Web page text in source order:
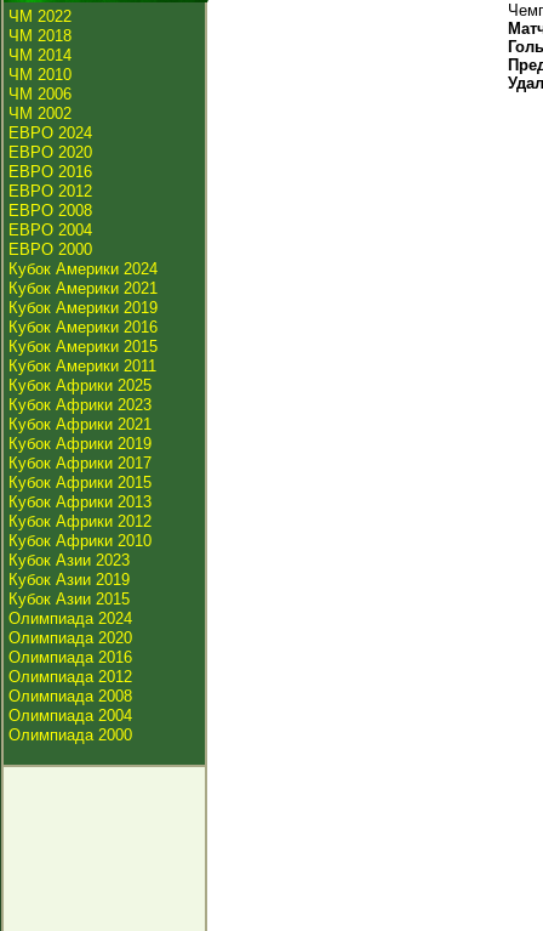
ЧМ 2022
ЧМ 2018
ЧМ 2014
ЧМ 2010
ЧМ 2006
ЧМ 2002
ЕВРО 2024
ЕВРО 2020
ЕВРО 2016
ЕВРО 2012
ЕВРО 2008
ЕВРО 2004
ЕВРО 2000
Кубок Америки 2024
Кубок Америки 2021
Кубок Америки 2019
Кубок Америки 2016
Кубок Америки 2015
Кубок Америки 2011
Кубок Африки 2025
Кубок Африки 2023
Кубок Африки 2021
Кубок Африки 2019
Кубок Африки 2017
Кубок Африки 2015
Кубок Африки 2013
Кубок Африки 2012
Кубок Африки 2010
Кубок Азии 2023
Кубок Азии 2019
Кубок Азии 2015
Олимпиада 2024
Олимпиада 2020
Олимпиада 2016
Олимпиада 2012
Олимпиада 2008
Олимпиада 2004
Олимпиада 2000